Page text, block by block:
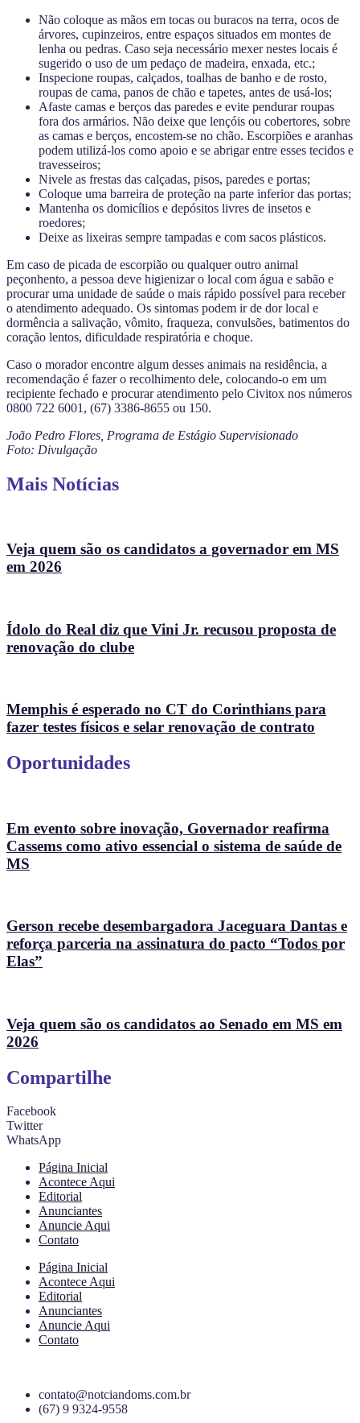
Não coloque as mãos em tocas ou buracos na terra, ocos de
árvores, cupinzeiros, entre espaços situados em montes de
lenha ou pedras. Caso seja necessário mexer nestes locais é
sugerido o uso de um pedaço de madeira, enxada, etc.;
Inspecione roupas, calçados, toalhas de banho e de rosto,
roupas de cama, panos de chão e tapetes, antes de usá-los;
Afaste camas e berços das paredes e evite pendurar roupas
fora dos armários. Não deixe que lençóis ou cobertores, sobre
as camas e berços, encostem-se no chão. Escorpiões e aranhas
podem utilizá-los como apoio e se abrigar entre esses tecidos e
travesseiros;
Nivele as frestas das calçadas, pisos, paredes e portas;
Coloque uma barreira de proteção na parte inferior das portas;
Mantenha os domicílios e depósitos livres de insetos e
roedores;
Deixe as lixeiras sempre tampadas e com sacos plásticos.
Em caso de picada de escorpião ou qualquer outro animal
peçonhento, a pessoa deve higienizar o local com água e sabão e
procurar uma unidade de saúde o mais rápido possível para receber
o atendimento adequado. Os sintomas podem ir de dor local e
dormência a salivação, vômito, fraqueza, convulsões, batimentos do
coração lentos, dificuldade respiratória e choque.
Caso o morador encontre algum desses animais na residência, a
recomendação é fazer o recolhimento dele, colocando-o em um
recipiente fechado e procurar atendimento pelo Civitox nos números
0800 722 6001, (67) 3386-8655 ou 150.
João Pedro Flores, Programa de Estágio Supervisionado
Foto: Divulgação
Mais Notícias
Veja quem são os candidatos a governador em MS
em 2026
Ídolo do Real diz que Vini Jr. recusou proposta de
renovação do clube
Memphis é esperado no CT do Corinthians para
fazer testes físicos e selar renovação de contrato
Oportunidades
Em evento sobre inovação, Governador reafirma
Cassems como ativo essencial o sistema de saúde de
MS
Gerson recebe desembargadora Jaceguara Dantas e
reforça parceria na assinatura do pacto “Todos por
Elas”
Veja quem são os candidatos ao Senado em MS em
2026
Compartilhe
Facebook
Twitter
WhatsApp
Página Inicial
Acontece Aqui
Editorial
Anunciantes
Anuncie Aqui
Contato
Página Inicial
Acontece Aqui
Editorial
Anunciantes
Anuncie Aqui
Contato
contato@notciandoms.com.br
(67) 9 9324-9558